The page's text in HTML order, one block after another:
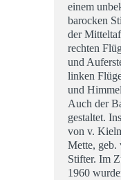
einem
barocken
der
rechten
und
linken
und
Auch der
gestaltet.
von v.
Mette, geb.
Stifter. Im
1960